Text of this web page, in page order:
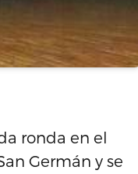
ronda en el
Germán y se